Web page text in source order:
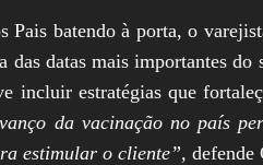
Pais batendo à porta, o
das datas mais importantes
incluir estratégias que
da vacinação no país
estimular o cliente”, defende